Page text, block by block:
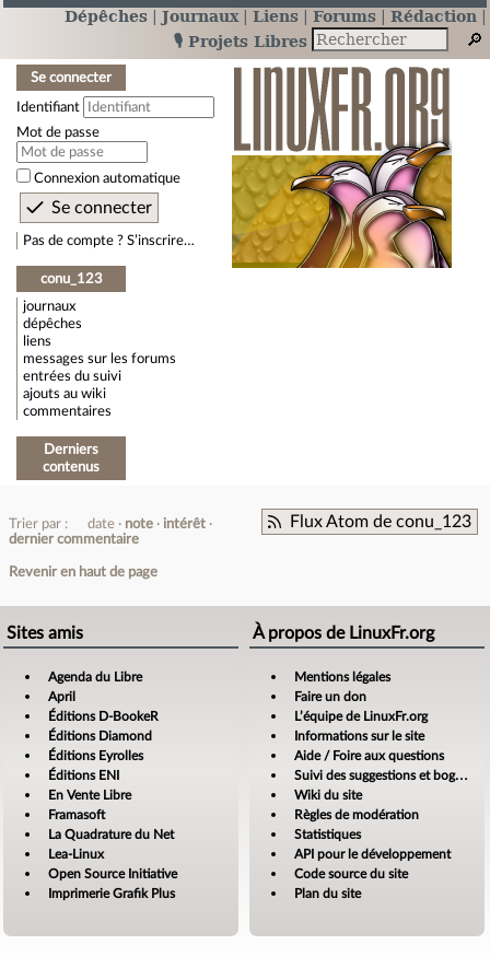
Dépêches Journaux Liens Forums
Rédaction
🎙️ Projets Libres
Se connecter
Identifiant
Mot de passe
Connexion automatique
Pas de compte ? S’inscrire…
conu_123
journaux
dépêches
liens
messages sur les forums
entrées du suivi
ajouts au wiki
commentaires
Derniers
contenus
Flux Atom de conu_123
Trier par : date note
intérêt
dernier commentaire
Revenir en haut de page
Sites amis
Agenda du Libre
April
Éditions D-BookeR
Éditions Diamond
Éditions Eyrolles
Éditions ENI
En Vente Libre
Framasoft
La Quadrature du Net
Lea-Linux
Open Source Initiative
Imprimerie Grafik Plus
À propos de LinuxFr.org
Mentions légales
Faire un don
L’équipe de LinuxFr.org
Informations sur le site
Aide / Foire aux questions
Suivi des suggestions et bogues
Wiki du site
Règles de modération
Statistiques
API pour le développement
Code source du site
Plan du site